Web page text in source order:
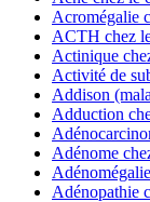
Acromégalie
ACTH chez
Actinique
Activité de
Addison
Adduction
Adénome
Adénopathie